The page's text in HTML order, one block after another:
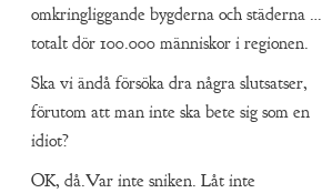
omkringliggande bygderna och städerna …
totalt dör 100.000 människor i regionen.
Ska vi ändå försöka dra några slutsatser,
förutom att man inte ska bete sig som en
idiot?
OK, då.Var inte sniken. Låt inte